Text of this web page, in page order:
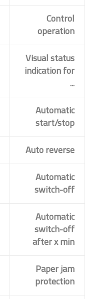
Control
operation
Visual status
indication for
...
Automatic
start/stop
Auto reverse
Automatic
switch-off
Automatic
switch-off
after x min
Paper jam
protection